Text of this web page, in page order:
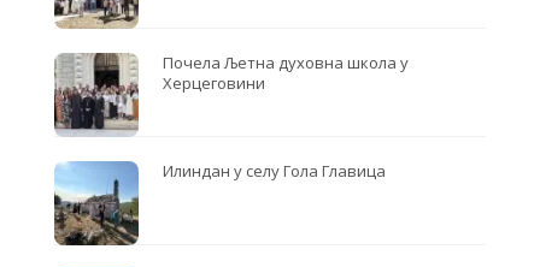
Почела Љетна духовна школа у
Херцеговини
Илиндан у селу Гола Главица